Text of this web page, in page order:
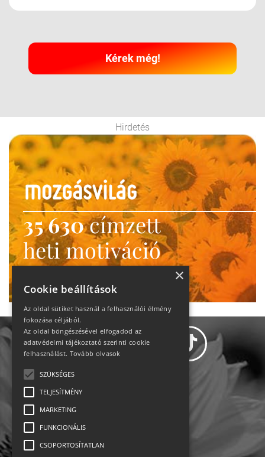
Kérek még!
Hirdetés
35 630címzett
heti motiváció
Ne maradj le!
Impresszum-kapcsolat
×
Cookie beállítások
Az oldal sütiket használ a felhasználói élmény
fokozása céljából.
Az oldal böngészésével elfogadod az
adatvédelmi tájékoztató szerinti cookie
felhasználást. Tovább olvasok
SZÜKSÉGES
TELJESÍTMÉNY
MARKETING
FUNKCIONÁLIS
CSOPORTOSÍTATLAN